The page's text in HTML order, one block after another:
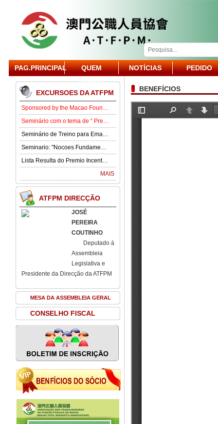
PAG.PRINCIPAL
QUEM
SOMOS
NOTÍCIAS
PEDIDO
EXCURSOES DA ATFPM
Sponsored by the Macao Foundation, the Macau Civil Servants Association (ATFPM) will organize the “Job Opportunities for Youth Seminar” at 3:00 p.m. on 15 August in our Association . Our guest speaker is Lawmaker José Pereira Coutinho.
Seminário com o tema de “ Prevenção e Controlo da Gota” .
Seminário de Treino para Emagrecimento.
Seminario: "Nocoes Fundamentais de Direito Comercialde Macau: Regime das Sociedades Comerciais,Orgaos Sociais, Direitos e Obrigagoes dos Socios"
Lista Resulta do Premio Incentivo 2026
MAIS
ATFPM DIRECÇÃO
JOSÉ
PEREIRA
COUTINHO
Deputado à
Assembleia
Legislativa e
Presidente da Direcção da ATFPM
MESA DA ASSEMBLEIA GERAL
CONSELHO FISCAL
BENEFÍCIOS